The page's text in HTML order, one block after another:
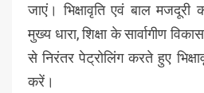
जाएं। भिक्षावृति एवं बाल
मुख्य धारा, शिक्षा के सार्वागीण
से निरंतर पेट्रोलिंग करते हुए
करें।